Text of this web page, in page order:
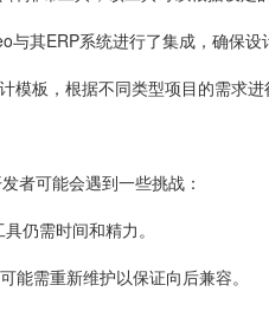
其ERP系统进行了集成，确保
板，根据不同类型项目的需求
者可能会遇到一些挑战：
仍需时间和精力。
需重新维护以保证向后兼容。